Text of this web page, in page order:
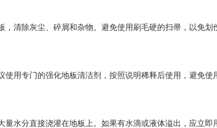
清除灰尘、碎屑和杂物。避免使用刷毛硬的扫帚，以免划
用专门的强化地板清洁剂，按照说明稀释后使用，避免使
水分直接浇灌在地板上。如果有水滴或液体溢出，应立即